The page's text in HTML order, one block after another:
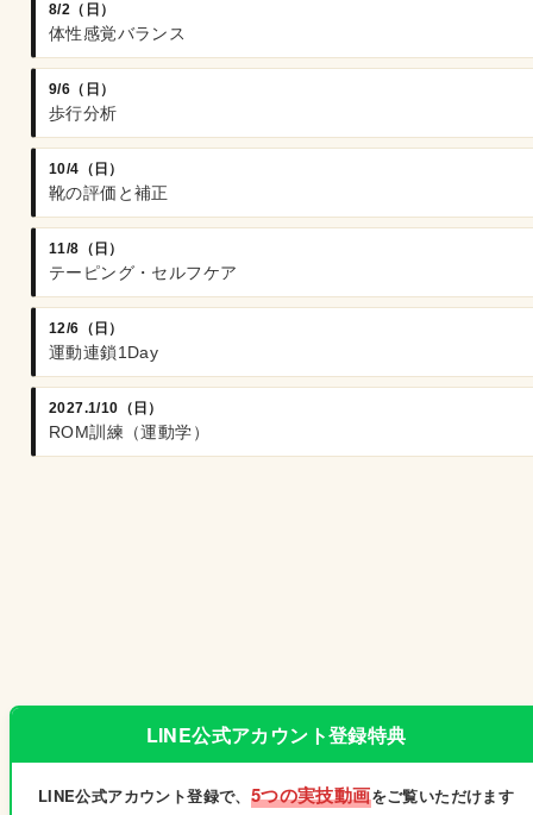
8/2（日）
体性感覚バランス
9/6（日）
歩行分析
10/4（日）
靴の評価と補正
11/8（日）
テーピング・セルフケア
12/6（日）
運動連鎖1Day
2027.1/10（日）
ROM訓練（運動学）
LINE公式アカウント登録特典
LINE公式アカウント登録で、 5つの実技動画をご覧いただけます